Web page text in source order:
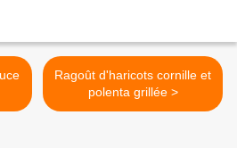
Ragoût d'haricots cornille et
polenta grillée >